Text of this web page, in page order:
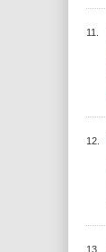
11.
12.
13.